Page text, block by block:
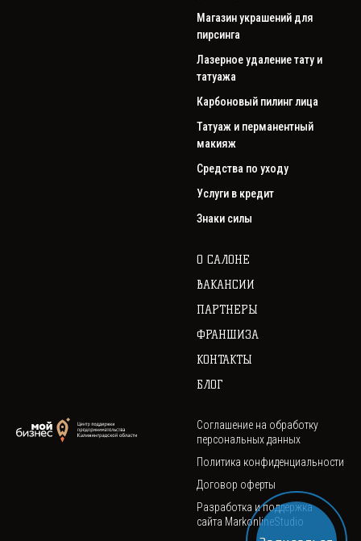
Магазин украшений для
пирсинга
Лазерное удаление тату и
татуажа
Карбоновый пилинг лица
Татуаж и перманентный
макияж
Средства по уходу
Услуги в кредит
Знаки силы
О САЛОНЕ
ВАКАНСИИ
ПАРТНЕРЫ
ФРАНШИЗА
КОНТАКТЫ
БЛОГ
Соглашение на обработку
персональных данных
Политика конфиденциальности
Договор оферты
Разработка и поддержка
сайта MarkonlineStudio